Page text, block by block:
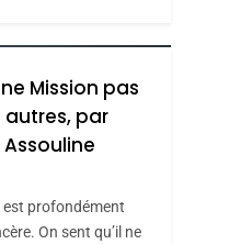
ET
:
JE
MA
Par Thérèse
– Jacques
Mission pas
par
profondément
On sent qu’il ne